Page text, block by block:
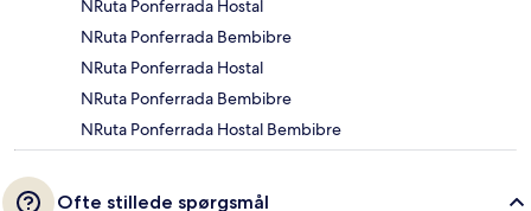
NRuta Ponferrada Hostal
NRuta Ponferrada Bembibre
NRuta Ponferrada Hostal
NRuta Ponferrada Bembibre
NRuta Ponferrada Hostal Bembibre
Ofte stillede spørgsmål